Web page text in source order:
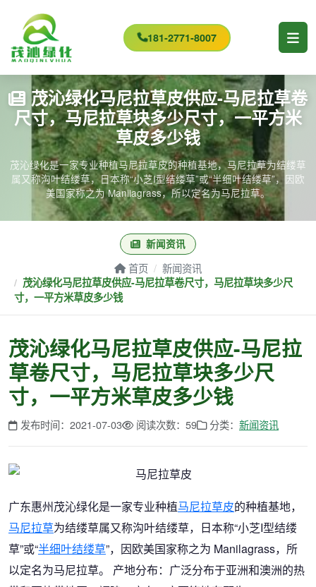
181-2771-8007
茂沁绿化马尼拉草皮供应-马尼拉草卷
尺寸，马尼拉草块多少尺寸，一平方米
草皮多少钱
茂沁绿化是一家专业种植马尼拉草皮的种植基地，马尼拉草为结缕草
属又称沟叶结缕草，日本称“小芝I型结缕草”或“半细叶结缕草”，因欧
美国家称之为 Manilagrass，所以定名为马尼拉草。
新闻资讯
首页 新闻资讯
茂沁绿化马尼拉草皮供应-马尼拉草卷尺寸，马尼拉草块多少尺
寸，一平方米草皮多少钱
茂沁绿化马尼拉草皮供应-马尼拉
草卷尺寸，马尼拉草块多少尺
寸，一平方米草皮多少钱
发布时间：2021-07-03 阅读次数：59 分类： 新闻资讯
广东惠州茂沁绿化是一家专业种植马尼拉草皮的种植基地，
马尼拉草为结缕草属又称沟叶结缕草，日本称“小芝I型结缕
草”或“半细叶结缕草”，因欧美国家称之为 Manilagrass，所
以定名为马尼拉草。 产地分布：广泛分布于亚洲和澳洲的热